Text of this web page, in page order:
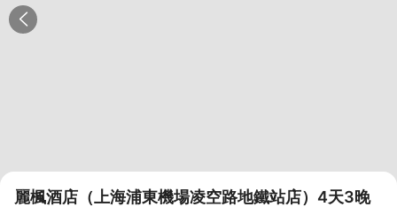
麗楓酒店（上海浦東機場凌空路地鐵站店）4天3晚